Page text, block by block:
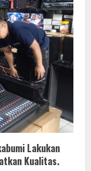
Lakukan
Kualitas.